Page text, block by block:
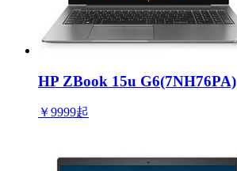
HP ZBook 15u G6(7NH76PA)
￥9999起